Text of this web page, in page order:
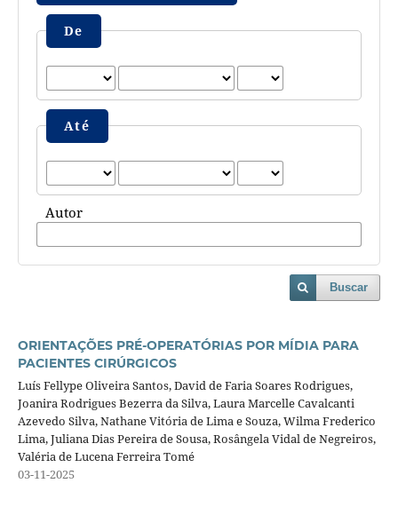
De
Até
Autor
Buscar
ORIENTAÇÕES PRÉ-OPERATÓRIAS POR MÍDIA PARA
PACIENTES CIRÚRGICOS
Luís Fellype Oliveira Santos, David de Faria Soares Rodrigues,
Joanira Rodrigues Bezerra da Silva, Laura Marcelle Cavalcanti
Azevedo Silva, Nathane Vitória de Lima e Souza, Wilma Frederico
Lima, Juliana Dias Pereira de Sousa, Rosângela Vidal de Negreiros,
Valéria de Lucena Ferreira Tomé
03-11-2025